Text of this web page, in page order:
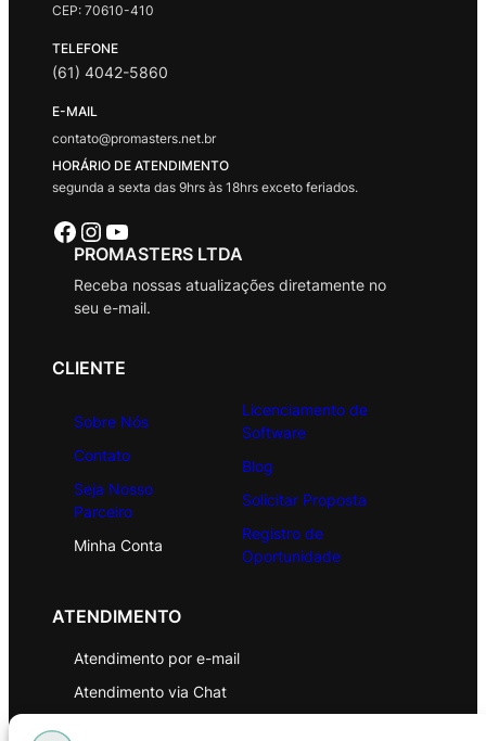
CEP: 70610-410
TELEFONE
(61) 4042-5860
E-MAIL
contato@promasters.net.br
HORÁRIO DE ATENDIMENTO
segunda a sexta das 9hrs às 18hrs exceto feriados.
Facebook Instagram Youtube
PROMASTERS LTDA
Receba nossas atualizações diretamente no
seu e-mail.
CLIENTE
Sobre Nós
Contato
Seja Nosso
Parceiro
Minha Conta
Licenciamento de
Software
Blog
Solicitar Proposta
Registro de
Oportunidade
ATENDIMENTO
Atendimento por e-mail
Atendimento via Chat